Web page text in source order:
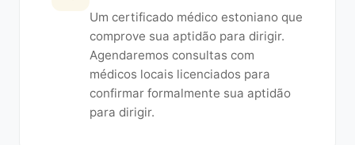
Um certificado médico estoniano que
comprove sua aptidão para dirigir.
Agendaremos consultas com
médicos locais licenciados para
confirmar formalmente sua aptidão
para dirigir.